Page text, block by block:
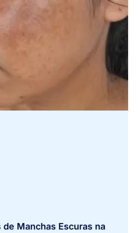
de Manchas Escuras na